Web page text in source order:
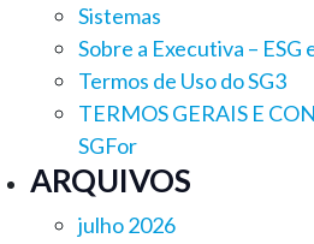
Sistemas
Sobre a Executiva – ESG
Termos de Uso do SG3
TERMOS GERAIS E
SGFor
ARQUIVOS
julho 2026